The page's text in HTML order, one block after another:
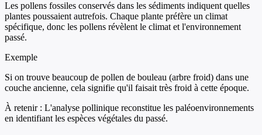
Les pollens fossiles conservés dans les sédiments indiquent quelles
plantes poussaient autrefois. Chaque plante préfère un climat
spécifique, donc les pollens révèlent le climat et l'environnement
passé.
Exemple
Si on trouve beaucoup de pollen de bouleau (arbre froid) dans une
couche ancienne, cela signifie qu'il faisait très froid à cette époque.
À retenir : L'analyse pollinique reconstitue les paléoenvironnements
en identifiant les espèces végétales du passé.